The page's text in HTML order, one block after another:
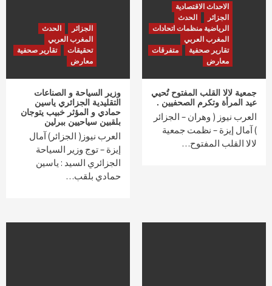
الاحداث الاقتصادية
الجزائر
الحدث
الرياضية منظمات اتحادات
المغرب العربي
تقارير صحفية
متفرقات
معارض
جمعية لالا القلب المفتوح تُحيي
عيد المرأة وتكرم الصحفيين .
العرب نيوز ( وهران – الجزائر
) آمال إيزة – نظمت جمعية
لالا القلب المفتوح…
الجزائر
الحدث
المغرب العربي
تحقيقات
تقارير صحفية
معارض
وزير السياحة و الصناعات
التقليدية الجزائري ياسين
حمادي و المؤثر خبيب يتوجان
بلقبين سياحيين ببرلين
العرب نيوز( الجزائر) آمال
إيزة – توج وزير السياحة
الجزائري السيد : ياسين
حمادي بلقب…